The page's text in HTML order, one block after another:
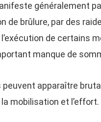
généralement
de brûlure, par des
de certains
manque de
apparaître
mobilisation et l’effort.